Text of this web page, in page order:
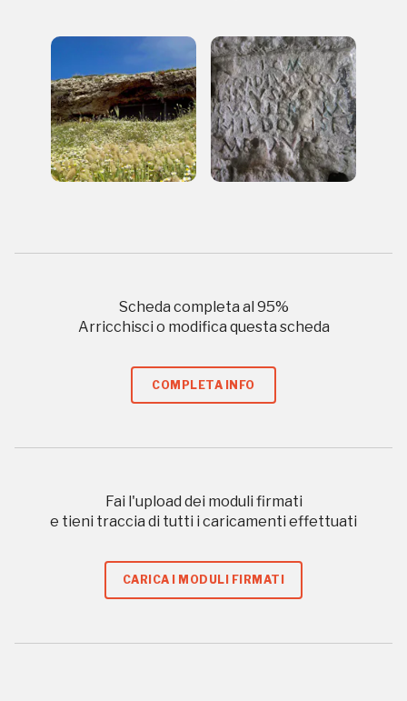
Scheda completa al 95%
Arricchisci o modifica questa scheda
COMPLETA INFO
Fai l'upload dei moduli firmati
e tieni traccia di tutti i caricamenti effettuati
CARICA I MODULI FIRMATI
Storico campagne in questo
luogo
2018, 2020, 2022
Accedi alle informazioni per te più interessanti,
più bella, risparmiando.